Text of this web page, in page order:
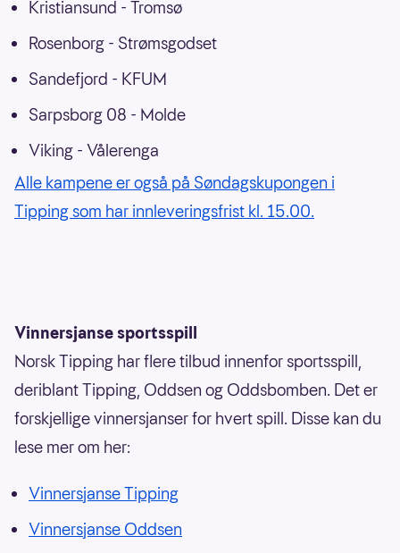
Kristiansund - Tromsø
Rosenborg - Strømsgodset
Sandefjord - KFUM
Sarpsborg 08 - Molde
Viking - Vålerenga
Alle kampene er også på Søndagskupongen i
Tipping som har innleveringsfrist kl. 15.00.
Vinnersjanse sportsspill
Norsk Tipping har flere tilbud innenfor sportsspill,
deriblant Tipping, Oddsen og Oddsbomben. Det er
forskjellige vinnersjanser for hvert spill. Disse kan du
lese mer om her:
Vinnersjanse Tipping
Vinnersjanse Oddsen